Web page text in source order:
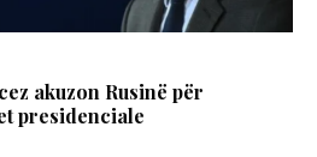
akuzon Rusinë për
presidenciale